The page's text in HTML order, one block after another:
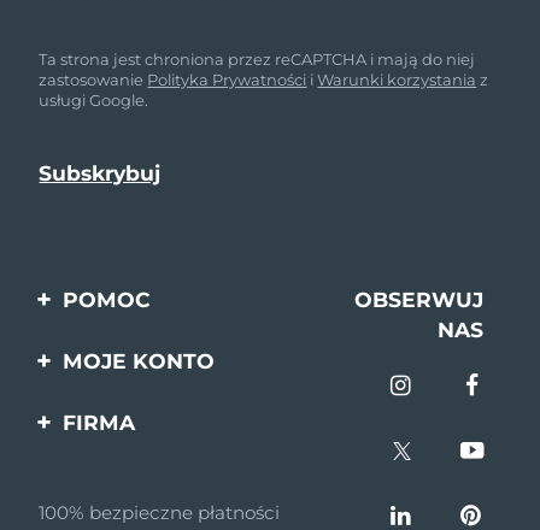
Ta strona jest chroniona przez reCAPTCHA i mają do niej
zastosowanie Polityka Prywatności iWarunki korzystania z
usługi Google.
POMOC
Kontakt
OBSERWUJ
NAS
MOJE KONTO
FIRMA
Program partnerski
100% bezpieczne płatności